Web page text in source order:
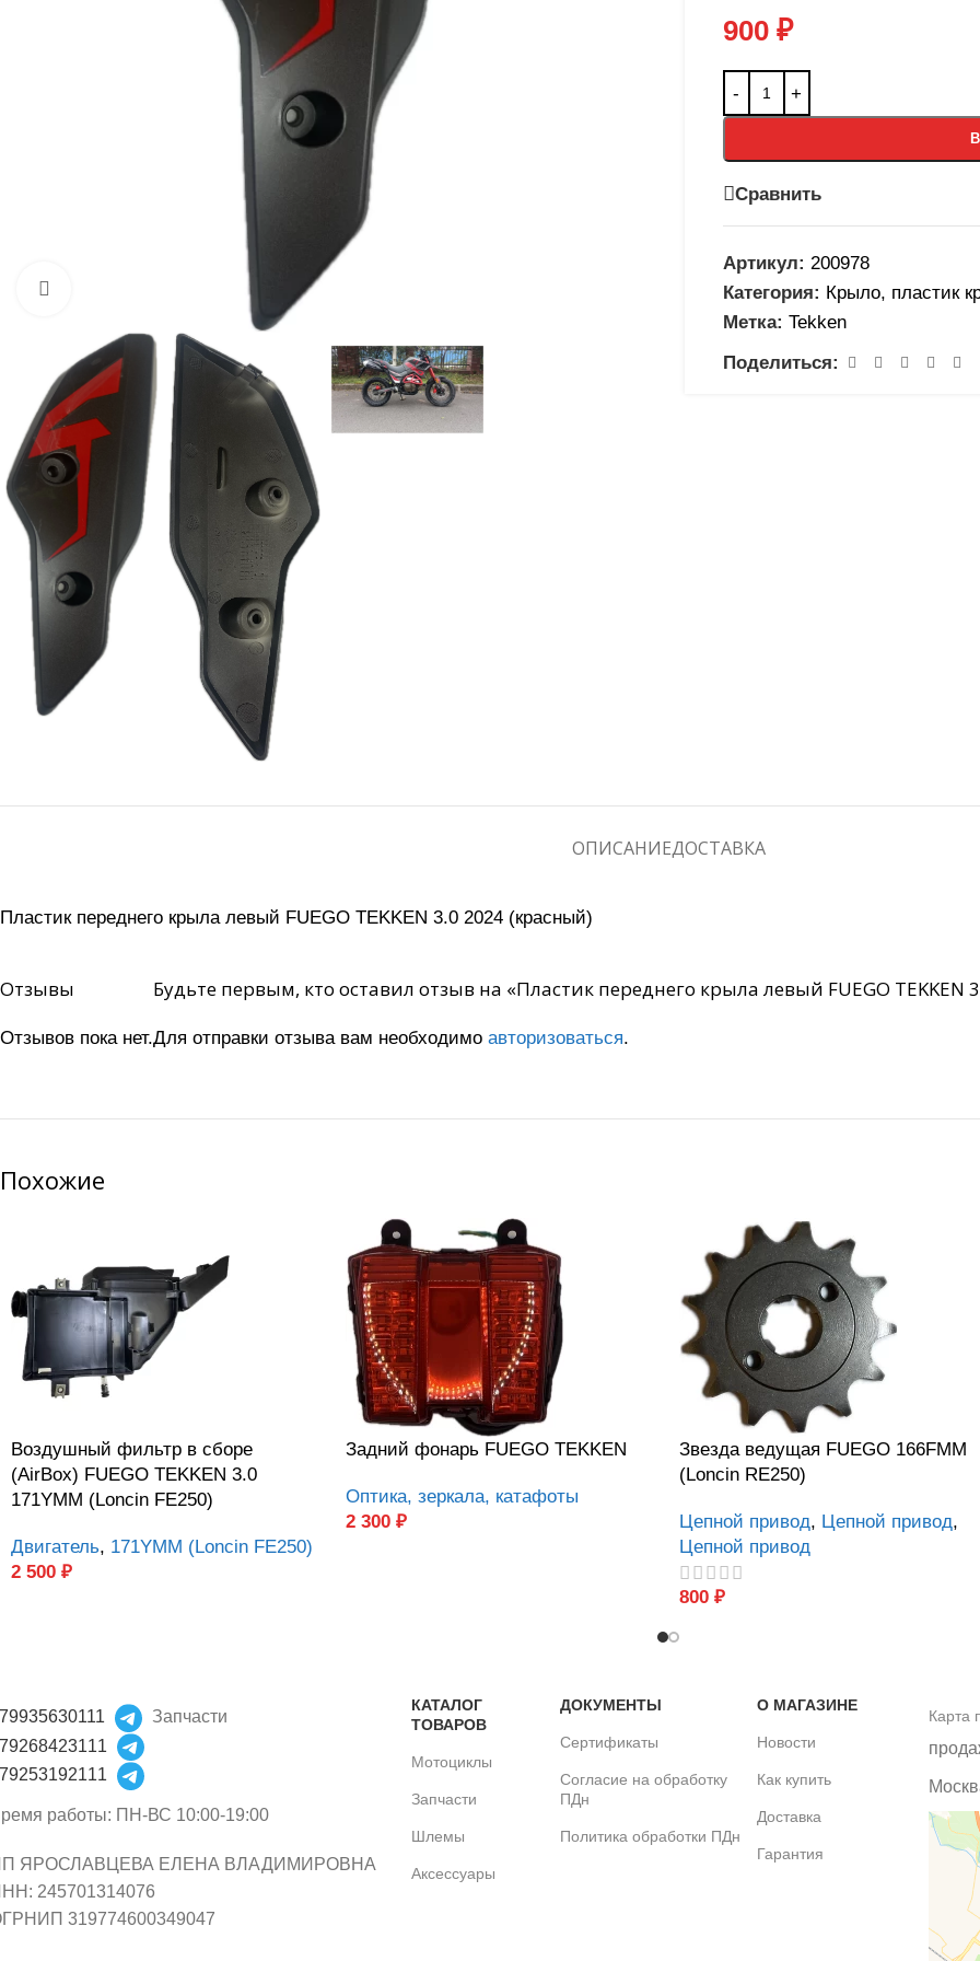
Нажмите, чтобы увеличить
900 ₽
Сравнить
Артикул: 200978
Категория: Крыло, пластик
Метка: Tekken
Поделиться:
ОПИСАНИЕДОСТАВКА
Пластик переднего крыла левый FUEGO TEKKEN 3.0 2024 (красный)
Отзывы
Отзывов пока нет.
Будьте первым, кто оставил отзыв на «Пластик переднего крыла левый FUEGO TEKKEN
Для отправки отзыва вам необходимо авторизоваться.
Похожие
Воздушный фильтр в сборе
(AirBox) FUEGO TEKKEN 3.0
171YMM (Loncin FE250)
Двигатель, 171YMM (Loncin FE250)
2 500 ₽
Задний фонарь FUEGO TEKKEN
Оптика, зеркала, катафоты
2 300 ₽
Звезда ведущая FUEGO 166FMM
(Loncin RE250)
Цепной привод, Цепной привод,
Цепной привод
800 ₽
Запчасти
работы: ПН-ВС 10:00-19:00
ЯРОСЛАВЦЕВА ЕЛЕНА ВЛАДИМИРОВНА
245701314076
319774600349047
КАТАЛОГ
ТОВАРОВ
Мотоциклы
Запчасти
Шлемы
Аксессуары
ДОКУМЕНТЫ
Сертификаты
Согласие на обработку
ПДн
Политика обработки ПДн
О МАГАЗИНЕ
Новости
Как купить
Доставка
Гарантия
Карта